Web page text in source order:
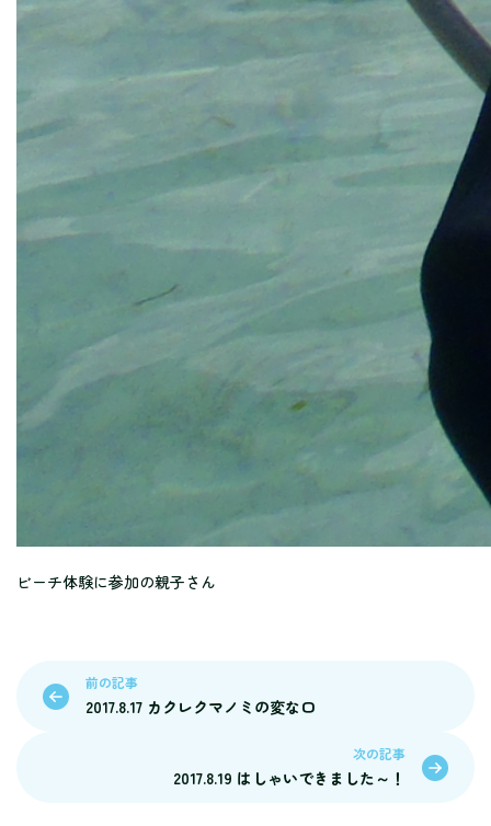
ビーチ体験に参加の親子さん
前の記事
2017.8.17 カクレクマノミの変な口
次の記事
2017.8.19 はしゃいできました～！